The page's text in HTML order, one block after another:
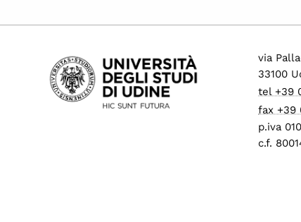
via
33100
tel +39
fax +39
p.iva
c.f.